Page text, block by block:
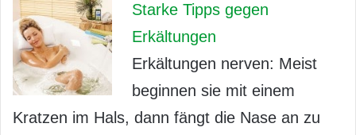
Starke Tipps gegen
Erkältungen
Erkältungen nerven: Meist
beginnen sie mit einem
Kratzen im Hals, dann fängt die Nase an zu